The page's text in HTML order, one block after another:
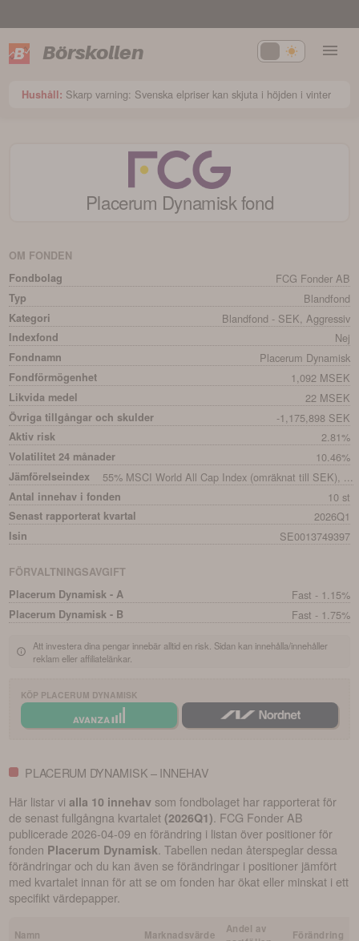
Börskollen
Hushåll: Skarp varning: Svenska elpriser kan skjuta i höjden i vinter
Placerum Dynamiskfond
OM FONDEN
Fondbolag
FCG Fonder AB
Typ Blandfond
Kategori Blandfond - SEK, Aggressiv
Indexfond Nej
Fondnamn Placerum Dynamisk
Fondförmögenhet 1,092 MSEK
Likvida medel 22 MSEK
Övriga tillgångar och skulder -1,175,898 SEK
Aktiv risk 2.81%
Volatilitet 24 månader 10.46%
Jämförelseindex 55% MSCI World All Cap Index (omräknat till SEK), ...
Antal innehav i fonden 10 st
Senast rapporterat kvartal 2026Q1
Isin SE0013749397
FÖRVALTNINGSAVGIFT
Placerum Dynamisk - A
Fast - 1.15%
Placerum Dynamisk - B Fast - 1.75%
Att investera dina pengar innebär alltid en risk. Sidan kan innehålla/innehåller
reklam eller affiliatelänkar.
KÖP PLACERUM DYNAMISK
PLACERUM DYNAMISK – INNEHAV
Här listar vialla 10 innehav som fondbolaget har rapporterat för
de senast fullgångna kvartalet (2026Q1) FCG Fonder AB
publicerade 2026-04-09 en förändring i listan över positioner för
fonden Placerum Dynamisk . Tabellen nedan återspeglar dessa
förändringar och du kan även se förändringar i positioner jämfört
med kvartalet innan för att se om fonden har ökat eller minskat i ett
specifikt värdepapper.
Namn Marknadsvärde
Andel av
Förändring